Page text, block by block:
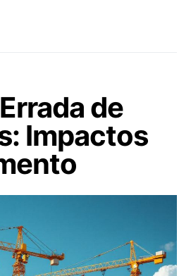
de
Impactos